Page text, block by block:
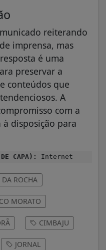
reiterando
imprensa, mas
é uma
preservar a
conteúdos que
A
com a
disposição para
CAPA): Internet
DA ROCHA
MORATO
CIMBAJU
JORNAL